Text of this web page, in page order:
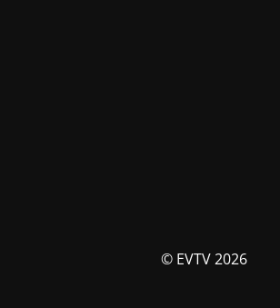
© EVTV 2026